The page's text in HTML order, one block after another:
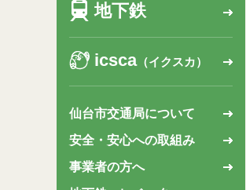
地下鉄
icsca（イクスカ）
仙台市交通局について
安全・安心への取組み
事業者の方へ